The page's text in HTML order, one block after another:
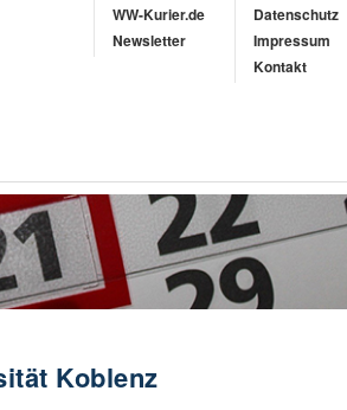
WW-Kurier.de
Newsletter
Datenschutz
Impressum
Kontakt
Koblenz